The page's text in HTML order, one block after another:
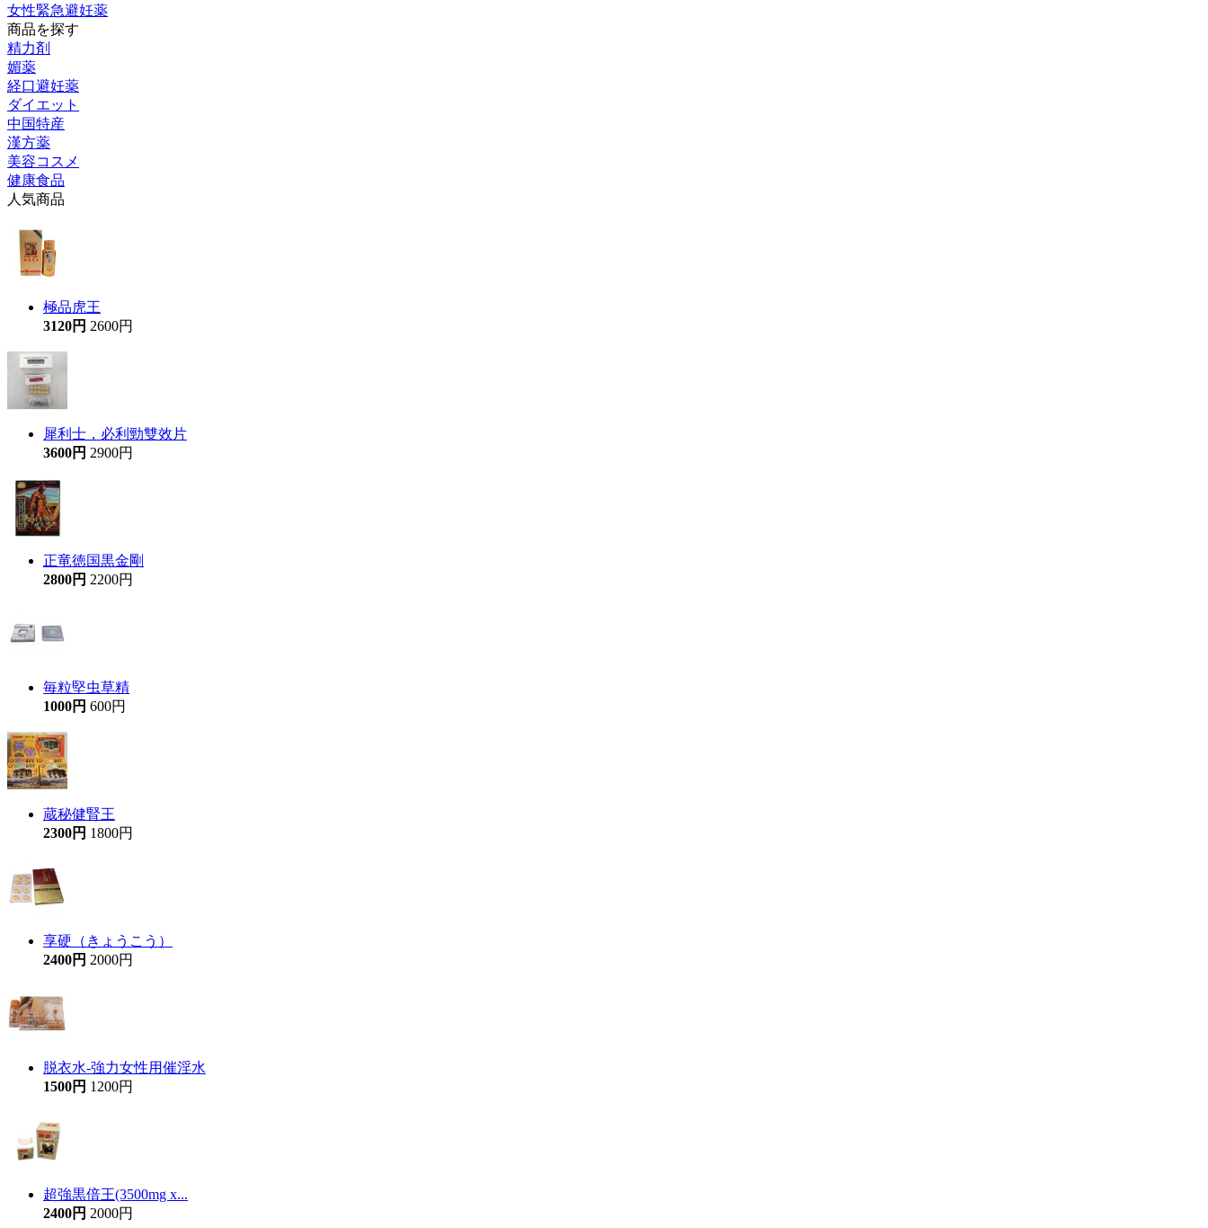
女性緊急避妊薬
商品を探す
精力剤
媚薬
経口避妊薬
ダイエット
中国特産
漢方薬
美容コスメ
健康食品
人気商品
極品虎王
3120円 2600円
犀利士，必利勁雙效片
3600円 2900円
正竜徳国黒金剛
2800円 2200円
毎粒堅虫草精
1000円 600円
蔵秘健腎王
2300円 1800円
享硬（きょうこう）
2400円 2000円
脱衣水-強力女性用催淫水
1500円 1200円
超強黒倍王(3500mg x...
2400円 2000円